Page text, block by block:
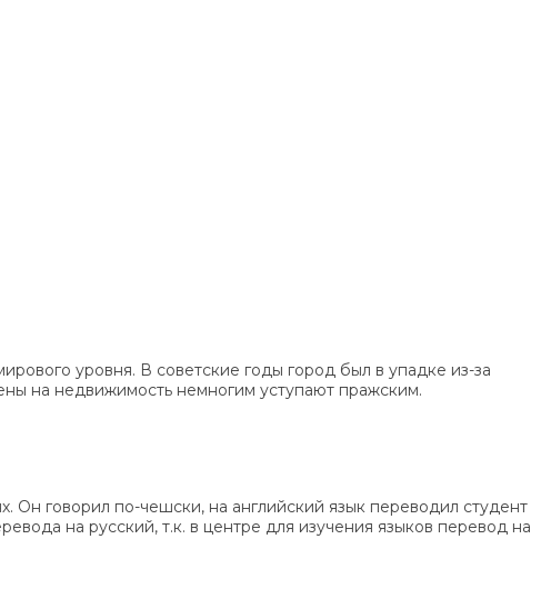
уровня. В советские годы город был в упадке из-за
на недвижимость немногим уступают пражским.
Он говорил по-чешски, на английский язык переводил студент
на русский, т.к. в центре для изучения языков перевод на